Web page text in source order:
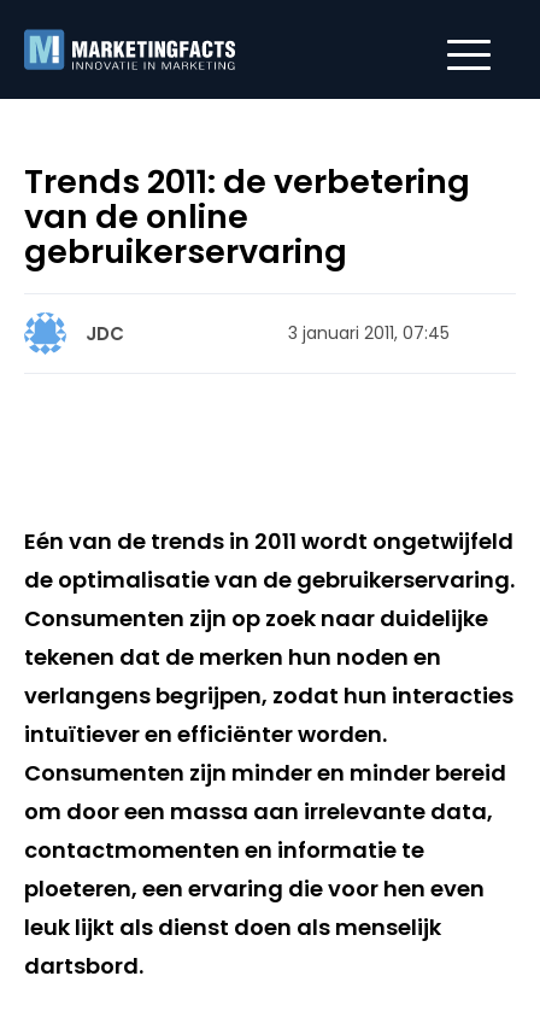
Trends 2011: de verbetering
van de online
gebruikerservaring
JDC 3 januari 2011, 07:45
Eén van de trends in 2011 wordt ongetwijfeld
de optimalisatie van de gebruikerservaring.
Consumenten zijn op zoek naar duidelijke
tekenen dat de merken hun noden en
verlangens begrijpen, zodat hun interacties
intuïtiever en efficiënter worden.
Consumenten zijn minder en minder bereid
om door een massa aan irrelevante data,
contactmomenten en informatie te
ploeteren, een ervaring die voor hen even
leuk lijkt als dienst doen als menselijk
dartsbord.